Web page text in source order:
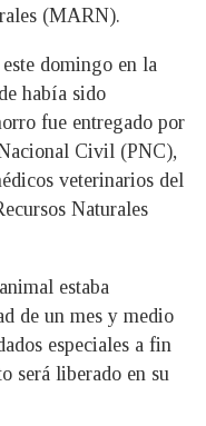
(MARN).
domingo en la
había sido
fue entregado por
Civil (PNC),
veterinarios del
Naturales
estaba
de un mes y medio
especiales a fin
será liberado en su